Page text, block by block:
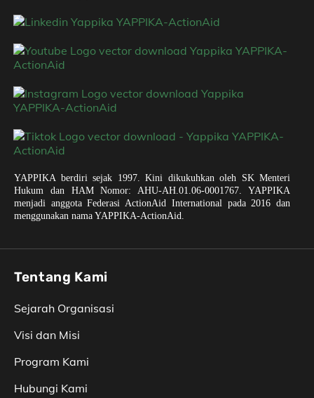
YAPPIKA berdiri sejak 1997. Kini dikukuhkan oleh SK Menteri
Hukum dan HAM Nomor: AHU-AH.01.06-0001767. YAPPIKA
menjadi anggota Federasi ActionAid International pada 2016 dan
menggunakan nama YAPPIKA-ActionAid.
Tentang Kami
Sejarah Organisasi
Visi dan Misi
Program Kami
Hubungi Kami